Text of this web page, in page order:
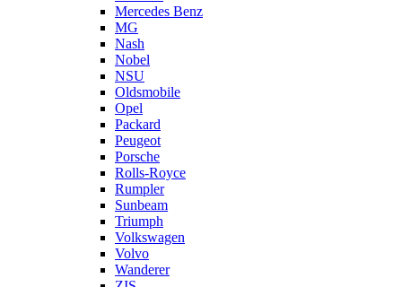
Mercedes Benz
MG
Nash
Nobel
NSU
Oldsmobile
Opel
Packard
Peugeot
Porsche
Rolls-Royce
Rumpler
Sunbeam
Triumph
Volkswagen
Volvo
Wanderer